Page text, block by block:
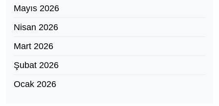
Mayıs 2026
Nisan 2026
Mart 2026
Şubat 2026
Ocak 2026